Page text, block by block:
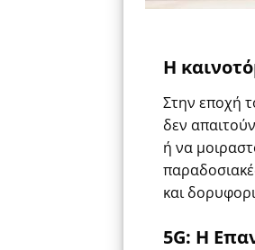
Η
Στην εποχή
δεν
ή να
και
5G: Η